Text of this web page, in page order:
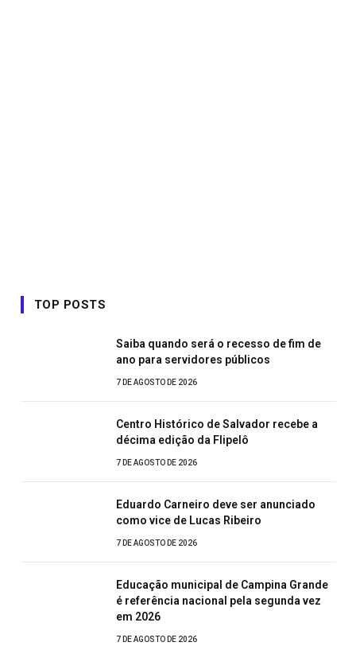
TOP POSTS
Saiba quando será o recesso de fim de
ano para servidores públicos
7 DE AGOSTO DE 2026
Centro Histórico de Salvador recebe a
décima edição da Flipelô
7 DE AGOSTO DE 2026
Eduardo Carneiro deve ser anunciado
como vice de Lucas Ribeiro
7 DE AGOSTO DE 2026
Educação municipal de Campina Grande
é referência nacional pela segunda vez
em 2026
7 DE AGOSTO DE 2026